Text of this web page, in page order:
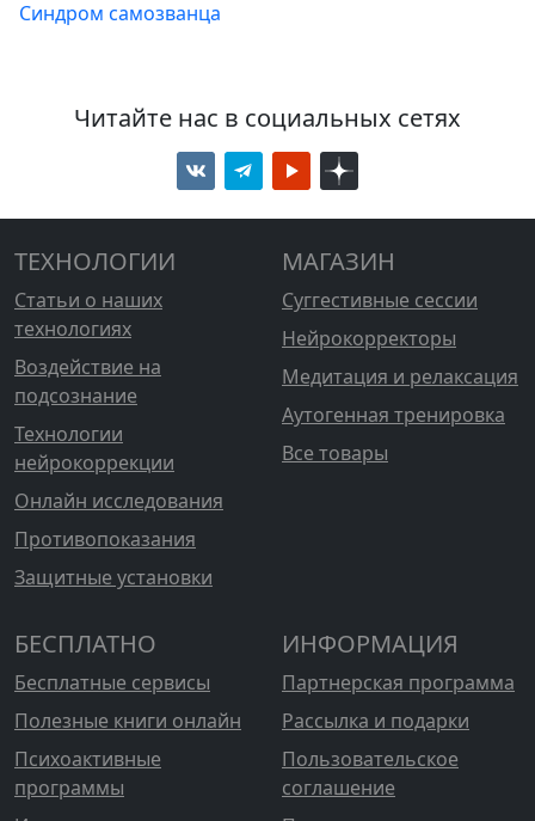
Синдром самозванца
Читайте нас в социальных сетях
ТЕХНОЛОГИИ
Статьи о наших
технологиях
Воздействие на
подсознание
Технологии
нейрокоррекции
Онлайн исследования
Противопоказания
Защитные установки
МАГАЗИН
Суггестивные сессии
Нейрокорректоры
Медитация и релаксация
Аутогенная тренировка
Все товары
БЕСПЛАТНО
Бесплатные сервисы
Полезные книги онлайн
Психоактивные
программы
ИНФОРМАЦИЯ
Партнерская программа
Рассылка и подарки
Пользовательское
соглашение